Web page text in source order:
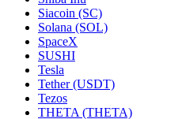
Siacoin (SC)
Solana (SOL)
SpaceX
SUSHI
Tesla
Tether (USDT)
Tezos
THETA (THETA)